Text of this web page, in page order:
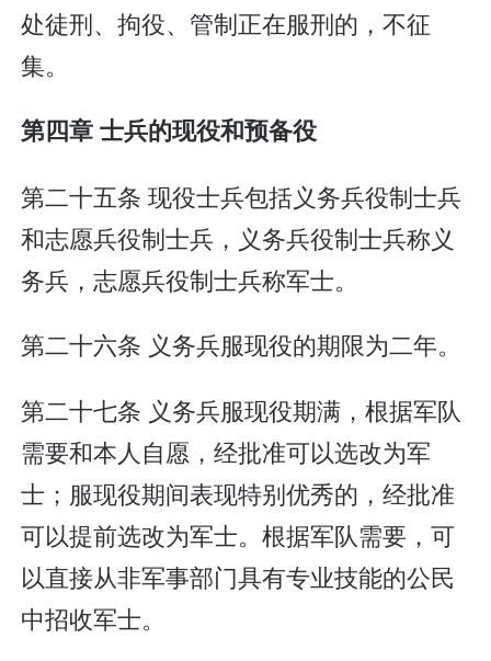
处徒刑、拘役、管制正在服刑的，不征
集。
第四章 士兵的现役和预备役
第二十五条 现役士兵包括义务兵役制士兵
和志愿兵役制士兵，义务兵役制士兵称义
务兵，志愿兵役制士兵称军士。
第二十六条 义务兵服现役的期限为二年。
第二十七条 义务兵服现役期满，根据军队
需要和本人自愿，经批准可以选改为军
士；服现役期间表现特别优秀的，经批准
可以提前选改为军士。根据军队需要，可
以直接从非军事部门具有专业技能的公民
中招收军士。